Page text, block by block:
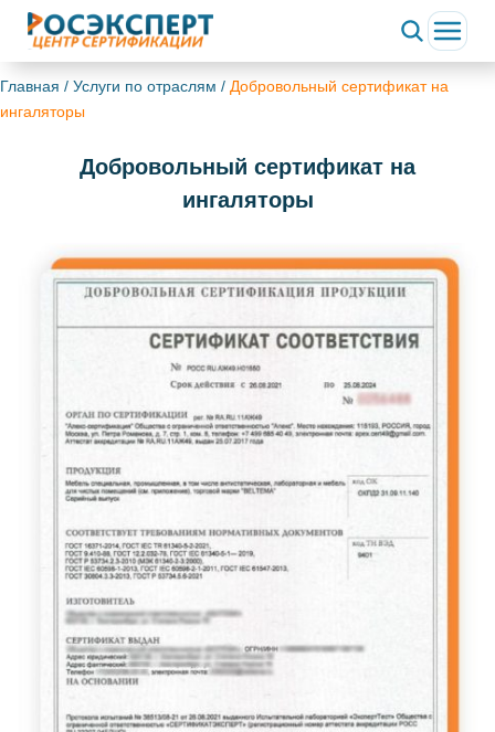
Главная / Услуги по отраслям / Добровольный сертификат на
ингаляторы
Добровольный сертификат на
ингаляторы